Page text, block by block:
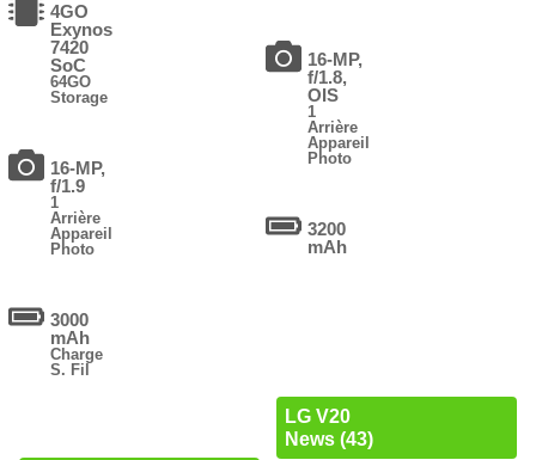
4GO
Exynos
7420
SoC
64GO
Storage
16-MP,
f/1.9
1
Arrière
Appareil
Photo
3000
mAh
Charge
S. Fil
16-MP,
f/1.8,
OIS
1
Arrière
Appareil
Photo
3200
mAh
LG V20
News (43)